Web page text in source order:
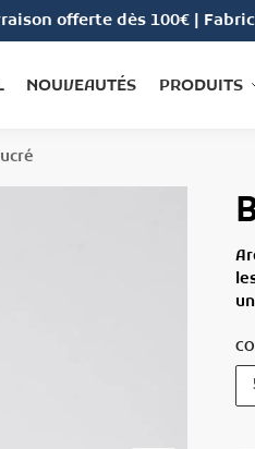
offerte dès 100€ |
NOUVEAUTÉS PRODUITS